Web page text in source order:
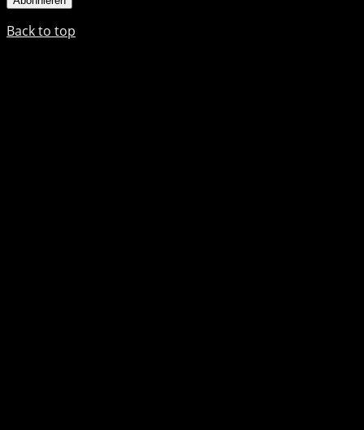
Back to top